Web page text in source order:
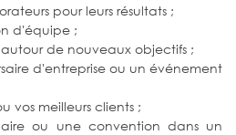
pour leurs résultats ;
d'équipe ;
de nouveaux objectifs ;
d'entreprise ou un événement
vos meilleurs clients ;
ou une convention dans un